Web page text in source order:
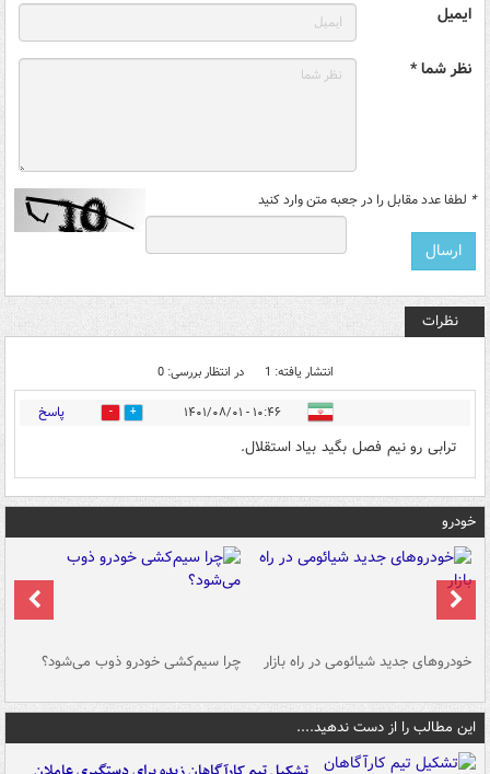
ایمیل
نظر شما *
* لطفا عدد مقابل را در جعبه متن وارد کنید
نظرات
انتشار یافته: 1 در انتظار بررسی: 0
۱۰:۴۶ - ۱۴۰۱/۰۸/۰۱ 1 پاسخ
ترابی رو نیم فصل بگید بیاد استقلال.
خودرو
خودروهای جدید شیائومی در راه بازار چرا سیم‌کشی خودرو ذوب می‌شود؟
این مطالب را از دست ندهید....